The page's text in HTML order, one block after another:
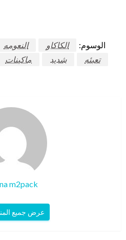
الوسوم: الكاكاو النعومه
تعبئه
شديد ماكينات
m2pack
عرض جميع